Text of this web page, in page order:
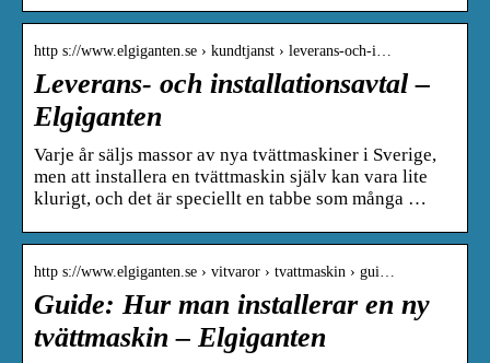
http s://www.elgiganten.se › kundtjanst › leverans-och-i…
Leverans- och installationsavtal –
Elgiganten
Varje år säljs massor av nya tvättmaskiner i Sverige,
men att installera en tvättmaskin själv kan vara lite
klurigt, och det är speciellt en tabbe som många …
http s://www.elgiganten.se › vitvaror › tvattmaskin › gui…
Guide: Hur man installerar en ny
tvättmaskin – Elgiganten